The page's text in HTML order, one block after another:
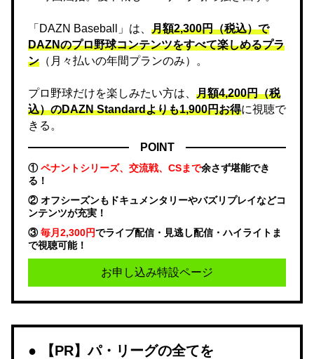
「DAZN Baseball」は、 月額2,300円（税込）で
DAZNのプロ野球コンテンツをすべて楽しめるプラ
ン （月々払いの年間プランのみ）。
プロ野球だけを楽しみたい方は、 月額4,200円（税
込）のDAZN Standard​よりも1,900円お得に視聴で
きる。
POINT
①ペナントシリーズ、交流戦、CSまで余さず堪能でき
る！
② オフシーズンもドキュメンタリーやバズリプレイなどコ
ンテンツが充実！
③毎月2,300円でライブ配信・見逃し配信・ハイライトま
で視聴可能！
お申し込み特設ページ
【PR】パ・リーグの全てを